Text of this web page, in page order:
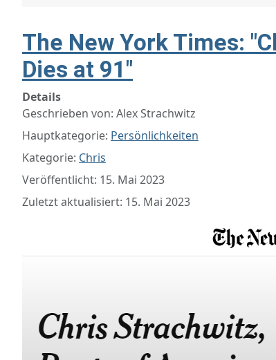
The New York Times:
Dies at 91"
Details
Geschrieben von: Alex Strachwitz
Hauptkategorie: Persönlichkeiten
Kategorie: Chris
Veröffentlicht: 15. Mai 2023
Zuletzt aktualisiert: 15. Mai 2023